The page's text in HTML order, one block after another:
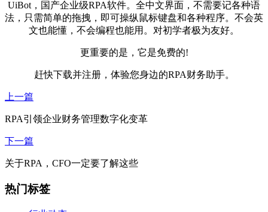
UiBot，国产企业级RPA软件。全中文界面，不需要记各种语
法，只需简单的拖拽，即可操纵鼠标键盘和各种程序。不会英
文也能懂，不会编程也能用。对初学者极为友好。
更重要的是，它是免费的!
赶快下载并注册，体验您身边的RPA财务助手。
上一篇
RPA引领企业财务管理数字化变革
下一篇
关于RPA，CFO一定要了解这些
热门标签